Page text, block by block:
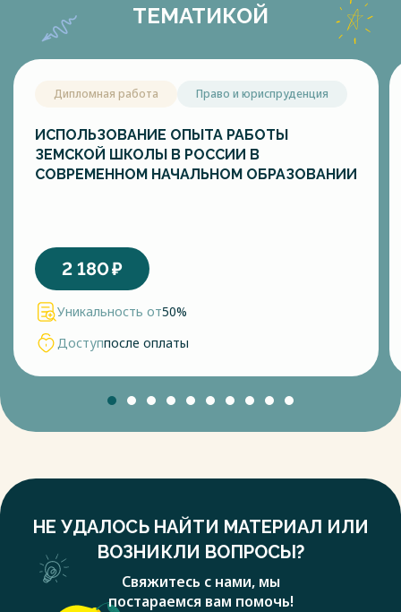
ТЕМАТИКОЙ
Дипломная работа Право и юриспруденция
ИСПОЛЬЗОВАНИЕ ОПЫТА РАБОТЫ
ЗЕМСКОЙ ШКОЛЫ В РОССИИ В
СОВРЕМЕННОМ НАЧАЛЬНОМ ОБРАЗОВАНИИ
2 180₽
Уникальность от50%
Доступпосле оплаты
НЕ УДАЛОСЬ НАЙТИ МАТЕРИАЛ ИЛИ
ВОЗНИКЛИ ВОПРОСЫ?
Свяжитесь с нами, мы
постараемся вам помочь!